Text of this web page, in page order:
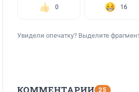
0 16
Увидели опечатку? Выделите
25